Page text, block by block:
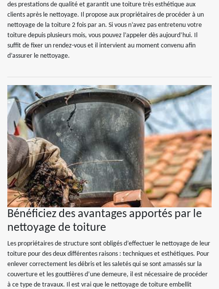
des prestations de qualité et garantit une toiture très esthétique aux
clients après le nettoyage. Il propose aux propriétaires de procéder à un
nettoyage de la toiture 2 fois par an. Si vous n’avez pas entretenu votre
toiture depuis plusieurs mois, vous pouvez l’appeler dès aujourd’hui. Il
suffit de fixer un rendez-vous et il intervient au moment convenu afin
d’assurer le nettoyage.
Bénéficiez des avantages apportés par le
nettoyage de toiture
Les propriétaires de structure sont obligés d’effectuer le nettoyage de leur
toiture pour des deux différentes raisons : techniques et esthétiques. Pour
enlever correctement les débris et les saletés qui se sont amassés sur la
couverture et les gouttières d’une demeure, il est nécessaire de procéder
à ce type de travaux. Il est vrai que le nettoyage de toiture embellit